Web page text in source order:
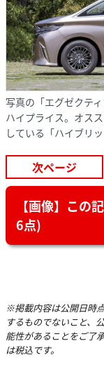
写真の「エグゼクテ
ハイプライス。オス
している「ハイブリッ
次ページ
【画像】この
6点)
※掲載内容は公開日時
するものでないこと、
能性があることをご了
は税込です。